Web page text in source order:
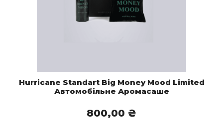
Hurricane Standart Big Money Mood Limited
Автомобільне Аромасаше
800,00 ₴